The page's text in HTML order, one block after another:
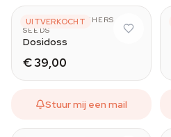
UITVERKOCHT
THE KUSH BROTHERS
SEEDS
Dosidoss
€ 39,00
Stuur mij een mail